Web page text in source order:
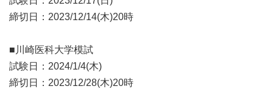
締切日：2023/12/14(木)20時
■川崎医科大学模試
試験日：2024/1/4(木)
締切日：2023/12/28(木)20時